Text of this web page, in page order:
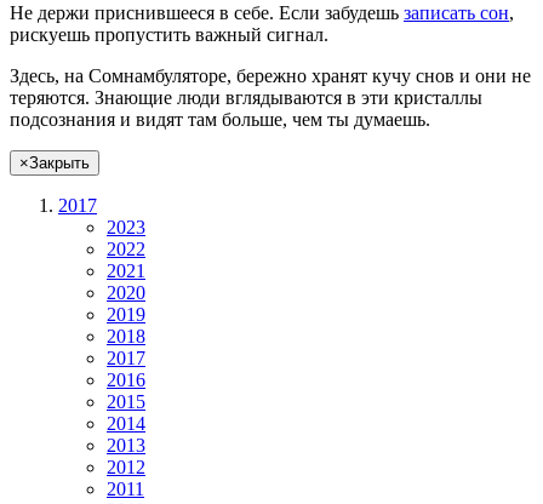
Не держи приснившееся в себе. Если забудешь записать сон,
рискуешь пропустить важный сигнал.
Здесь, на Сомнамбуляторе, бережно хранят кучу снов и они не
теряются. Знающие люди вглядываются в эти кристаллы
подсознания и видят там больше, чем ты думаешь.
×Закрыть
2017
2023
2022
2021
2020
2019
2018
2017
2016
2015
2014
2013
2012
2011